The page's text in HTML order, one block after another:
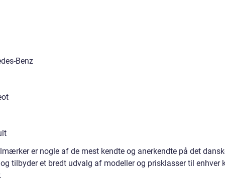
Benz
er nogle af de mest kendte og anerkendte på det
tilbyder et bredt udvalg af modeller og prisklasser til enhver